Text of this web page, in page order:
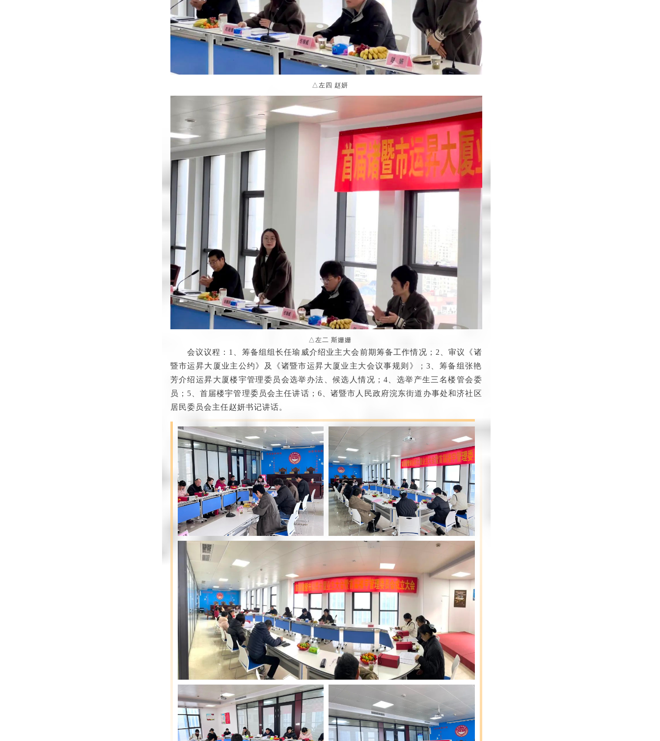
△左四 赵妍
△左二 斯姗姗
会议议程：1、筹备组组长任瑜威介绍业主大会前期筹备工作情况；2、审议《诸
暨市运昇大厦业主公约》及《诸暨市运昇大厦业主大会议事规则》；3、筹备组张艳
芳介绍运昇大厦楼宇管理委员会选举办法、候选人情况；4、选举产生三名楼管会委
员；5、首届楼宇管理委员会主任讲话；6、诸暨市人民政府浣东街道办事处和济社区
居民委员会主任赵妍书记讲话。